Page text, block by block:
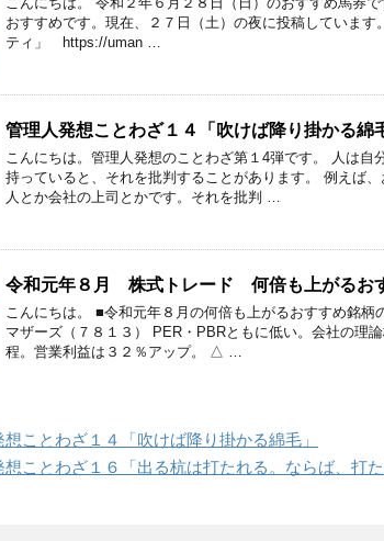
おすすめです。現在、２７日（土）の夜に投稿しています
ティ」 https://uman …
管理人発想ことわざ１４「吹けば降り掛かる綿
こんにちは。管理人発想のことわざ第１4弾です。 人は自
持っていると、それを批判することがあります。 例えば
人とか会社の上司とかです。それを批判 …
令和元年８月 株式トレード 何倍も上がるお
こんにちは。 ■令和元年８月の何倍も上がるおすすめ銘
マザーズ（７８１３） PER・PBRともに低い。会社の理
程。営業利益は３２％アップ。 △ …
ことわざ１４「吹けば降り掛かる綿毛」
想ことわざ１６「出る杭は打たれる。ならば、打